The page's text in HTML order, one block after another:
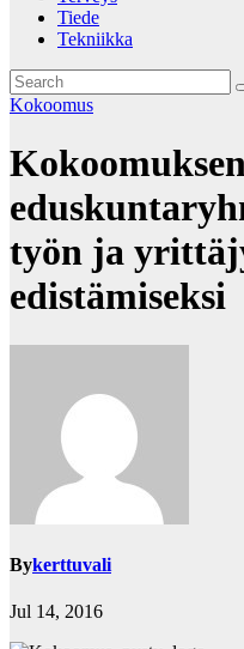
Tiede
Tekniikka
Kokoomus
työn ja
edistämiseksi
Bykerttuvali
Jul 14, 2016